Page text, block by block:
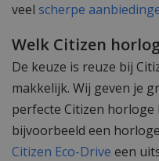
veel scherpe
Welk Citizen
De keuze is reuze bij
makkelijk. Wij geven je
perfecte Citizen horloge
bijvoorbeeld een
Citizen Eco-Drive een